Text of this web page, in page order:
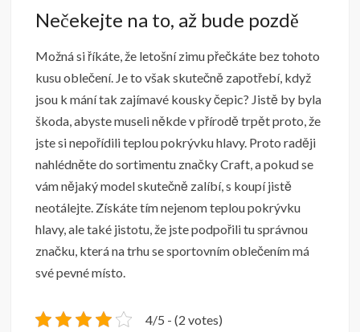
Nečekejte na to, až bude pozdě
Možná si říkáte, že letošní zimu přečkáte bez tohoto
kusu oblečení. Je to však skutečně zapotřebí, když
jsou k mání tak zajímavé kousky čepic? Jistě by byla
škoda, abyste museli někde v přírodě trpět proto, že
jste si nepořídili teplou pokrývku hlavy. Proto raději
nahlédněte do sortimentu značky Craft, a pokud se
vám nějaký model skutečně zalíbí, s koupí jistě
neotálejte. Získáte tím nejenom teplou pokrývku
hlavy, ale také jistotu, že jste podpořili tu správnou
značku, která na trhu se sportovním oblečením má
své pevné místo.
4/5 - (2 votes)